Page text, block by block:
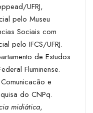
UFRJ,
pelo Museu
Sociais com
pelo IFCS/UFRJ.
de Estudos
Fluminense.
e
do CNPq.
midiática,